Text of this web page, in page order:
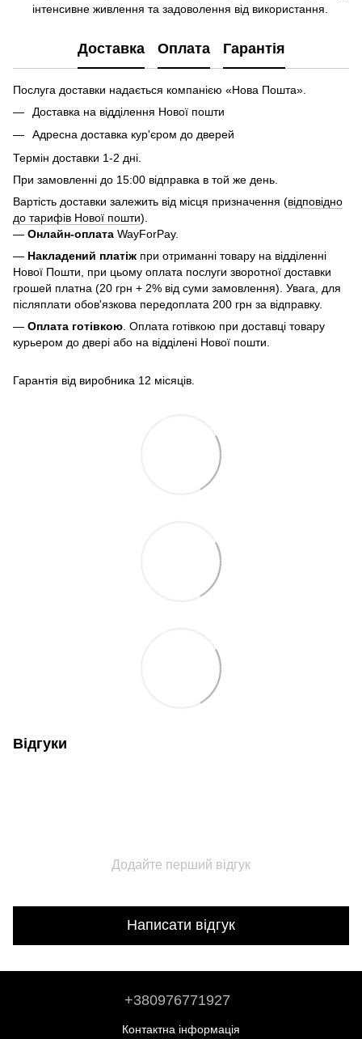
інтенсивне живлення та задоволення від використання.
Доставка Оплата Гарантія
Послуга доставки надається компанією «Нова Пошта».
Доставка на відділення Нової пошти
Адресна доставка кур'єром до дверей
Термін доставки 1-2 дні.
При замовленні до 15:00 відправка в той же день.
Вартість доставки залежить від місця призначення (відповідно
до тарифів Нової пошти).
— Онлайн-оплата WayForPay.
— Накладений платіж при отриманні товару на відділенні
Нової Пошти, при цьому оплата послуги зворотної доставки
грошей платна (20 грн + 2% від суми замовлення). Увага, для
післяплати обов'язкова передоплата 200 грн за відправку.
— Оплата готівкою . Оплата готівкою при доставці товару
курьером до двері або на відділені Нової пошти.
Гарантія від виробника 12 місяців.
Відгуки
Додайте перший відгук
Написати відгук
+380976771927
Контактна інформація